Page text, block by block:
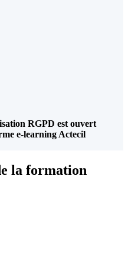
RGPD est ouvert
e-learning Actecil
la formation